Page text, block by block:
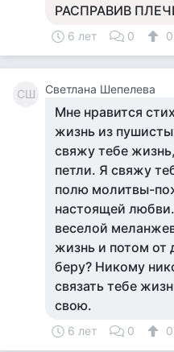
РАСПРАВИВ
6 лет 0 0
СШ Светлана Шепелева
Мне нравится
жизнь из
свяжу тебе
петли. Я свяжу
полю молитвы-
настоящей
веселой
жизнь и потом от
беру? Никому
связать тебе
свою.
6 лет 0 0